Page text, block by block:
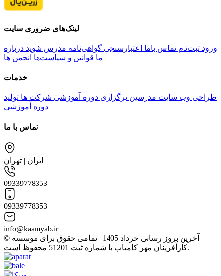
لینک‌های ضروری سایت
ورود ثبت‌نام تماس باما اعتبارسنجی گواهی‌نامه مدرس شوید درباره
ما قوانین و سیاست‌ها انجمن ها
خدمات
طراحی وب سایت مدرسین برگزاری دوره آموزشی شرکت ها تولید
دوره آموزشی
تماس با ما
ایران | تهران
09339778353
09339778353
info@kaamyab.ir
© آخرین بروز رسانی خرداد 1405 | تمامی حقوق برای موسسه
کارآفرینان مهر کامیاب با شماره ثبت 51201 محفوظ است.